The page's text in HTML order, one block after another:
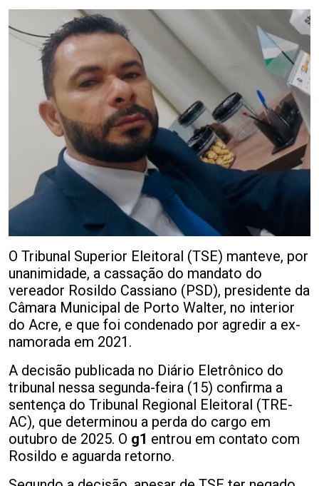
O Tribunal Superior Eleitoral (TSE) manteve, por
unanimidade, a cassação do mandato do
vereador Rosildo Cassiano (PSD), presidente da
Câmara Municipal de Porto Walter, no interior
do Acre, e que foi condenado por agredir a ex-
namorada em 2021.
A decisão publicada no Diário Eletrônico do
tribunal nessa segunda-feira (15) confirma a
sentença do Tribunal Regional Eleitoral (TRE-
AC), que determinou a perda do cargo em
outubro de 2025. O g1 entrou em contato com
Rosildo e aguarda retorno.